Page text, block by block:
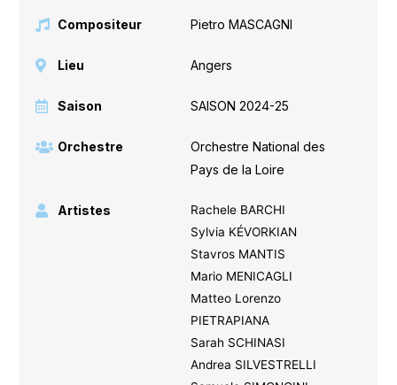
Compositeur Pietro MASCAGNI
Lieu Angers
Saison SAISON 2024-25
Orchestre
Orchestre National des
Pays de la Loire
Artistes
Rachele BARCHI
Sylvia KÉVORKIAN
Stavros MANTIS
Mario MENICAGLI
Matteo Lorenzo
PIETRAPIANA
Sarah SCHINASI
Andrea SILVESTRELLI